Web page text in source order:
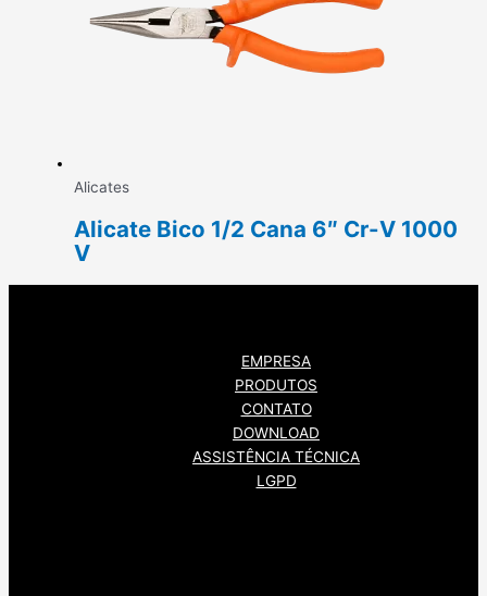
Alicates
Alicate Bico 1/2 Cana 6″ Cr-V 1000
V
EMPRESA
PRODUTOS
CONTATO
DOWNLOAD
ASSISTÊNCIA TÉCNICA
LGPD